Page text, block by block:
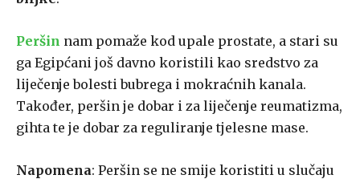
Peršin nam pomaže kod upale prostate, a stari su
ga Egipćani još davno koristili kao sredstvo za
liječenje bolesti bubrega i mokraćnih kanala.
Također, peršin je dobar i za liječenje reumatizma,
gihta te je dobar za reguliranje tjelesne mase.
Napomena: Peršin se ne smije koristiti u slučaju